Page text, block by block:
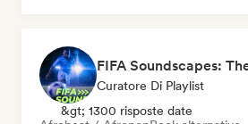
Curatore Di Playlist
&gt; 1300 risposte date